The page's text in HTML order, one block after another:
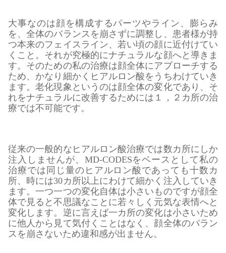
大事なのは顔を構成するパーツやライン、膨らみ
を、全体のバランスを崩さずに調整し、患者様が持
つ本来のフェイスライン、若い頃の顔に近付けてい
くこと。それが究極的にナチュラルな顔へと導きま
す。そのための私の治療は顔全体にアプローチする
ため、かなり細かくヒアルロン酸をうちわけていき
ます。老化現象というのは顔全体の変化であり、そ
れをナチュラルに改善するためには１，２カ所の治
療では不可能です。
従来の一般的なヒアルロン酸治療では数カ所にしか
注入しませんが、MD-CODESをベースとして私の
治療では同じ量のヒアルロン酸であっても十数カ
所、時には30カ所以上にわけて細かく注入していき
ます。一つ一つの変化自体は小さいものですが顔全
体で見ると不思議なことに若々しく元気な表情へと
変化します。逆に言えば一カ所の変化は小さいため
に他人から見て気付くことはなく、顔全体のバラン
スを崩さないため違和感が出ません。